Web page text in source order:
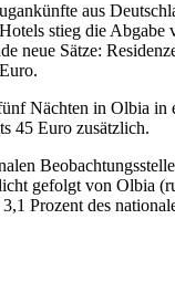
aus
stieg die
neue Sätze:
Nächten in Olbia
45 Euro zusätzlich.
gefolgt von Olbia
Prozent des